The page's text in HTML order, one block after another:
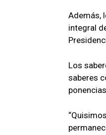
Además,
integral
Los
saberes